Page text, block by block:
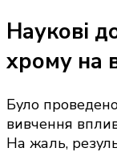
Наукові
хрому на
Було
вивчення
На жаль,